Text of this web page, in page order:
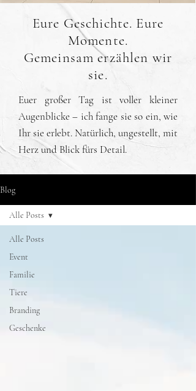
Eure Geschichte. Eure
Momente.
Gemeinsam erzählen wir
sie.
Euer großer Tag ist voller kleiner
Augenblicke – ich fange sie so ein, wie
Ihr sie erlebt. Natürlich, ungestellt, mit
Herz und Blick fürs Detail.
Blog
Alle Posts
Event
Familie
Tiere
Branding
Geschenke
Alle Posts